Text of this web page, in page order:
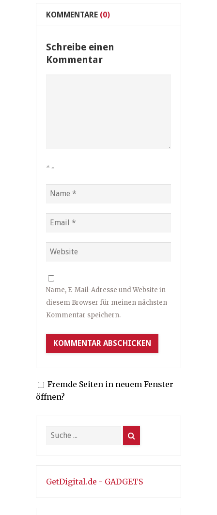
KOMMENTARE (0)
Schreibe einen
Kommentar
* =
Name, E-Mail-Adresse und Website in
diesem Browser für meinen nächsten
Kommentar speichern.
Fremde Seiten in neuem Fenster
öffnen?
GetDigital.de - GADGETS